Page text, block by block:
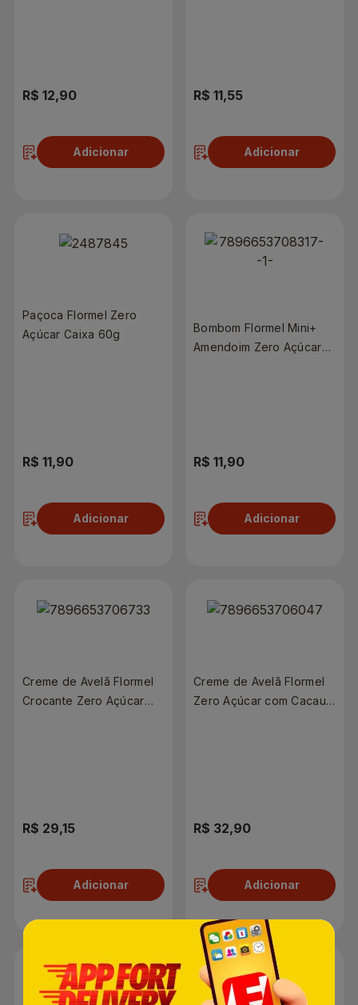
R$ 12,90
Adicionar
R$ 11,55
Adicionar
Paçoca Flormel Zero
Açúcar Caixa 60g
R$ 11,90
Adicionar
Bombom Flormel Mini+
Amendoim Zero Açúcar
R$ 11,90
Adicionar
Creme de Avelã Flormel
Crocante Zero Açúcar
R$ 29,15
Adicionar
Creme de Avelã Flormel
Zero Açúcar com Cacau
R$ 32,90
Adicionar